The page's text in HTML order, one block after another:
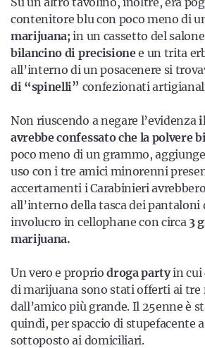
contenitore blu con poco meno di
marijuana;in un cassetto del
bilancino di precisionee un trita
all’interno di un posacenere si
di “spinelli” confezionati
Non riuscendo a negare l’evidenzail
avrebbe confessato che la polvere
poco meno di un grammo,
uso con i tre amici minorenni
accertamenti i Carabinieri
all’interno della tasca dei pantaloni
involucro in cellophane con circa 3
marijuana.
Un vero e propriodroga partyin cui
di marijuana sono stati offerti ai
dall’amico più grande. Il 25enne è
quindi, per spaccio di stupefacente
sottoposto ai domiciliari.